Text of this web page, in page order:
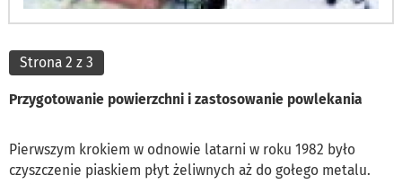
Strona 2 z 3
Przygotowanie powierzchni i zastosowanie powlekania
Pierwszym krokiem w odnowie latarni w roku 1982 było
czyszczenie piaskiem płyt żeliwnych aż do gołego metalu.